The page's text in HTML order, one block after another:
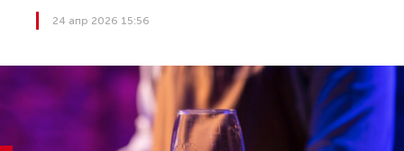
24 апр 2026 15:56